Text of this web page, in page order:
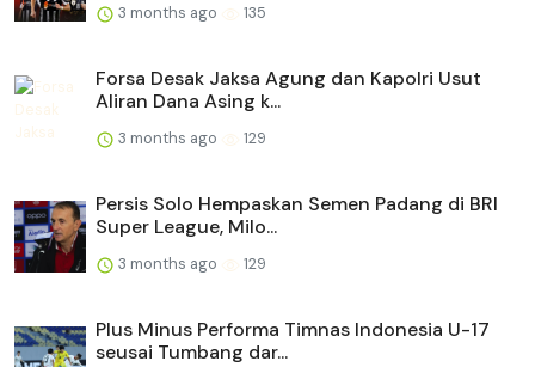
3 months ago 135
Forsa Desak Jaksa Agung dan Kapolri Usut
Aliran Dana Asing k...
3 months ago 129
Persis Solo Hempaskan Semen Padang di BRI
Super League, Milo...
3 months ago 129
Plus Minus Performa Timnas Indonesia U-17
seusai Tumbang dar...